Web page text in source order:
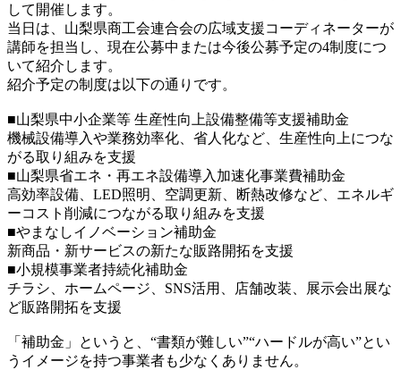
して開催します。
当日は、山梨県商工会連合会の広域支援コーディネーターが
講師を担当し、現在公募中または今後公募予定の4制度につ
いて紹介します。
紹介予定の制度は以下の通りです。
■山梨県中小企業等 生産性向上設備整備等支援補助金
機械設備導入や業務効率化、省人化など、生産性向上につな
がる取り組みを支援
■山梨県省エネ・再エネ設備導入加速化事業費補助金
高効率設備、LED照明、空調更新、断熱改修など、エネルギ
ーコスト削減につながる取り組みを支援
■やまなしイノベーション補助金
新商品・新サービスの新たな販路開拓を支援
■小規模事業者持続化補助金
チラシ、ホームページ、SNS活用、店舗改装、展示会出展な
ど販路開拓を支援
「補助金」というと、“書類が難しい”“ハードルが高い”とい
うイメージを持つ事業者も少なくありません。